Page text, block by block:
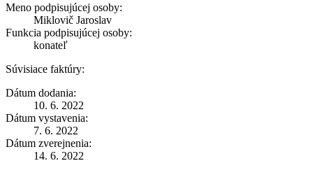
Meno podpisujúcej osoby:
Miklovič Jaroslav
Funkcia podpisujúcej osoby:
konateľ
Súvisiace faktúry:
Dátum dodania:
10. 6. 2022
Dátum vystavenia:
7. 6. 2022
Dátum zverejnenia:
14. 6. 2022